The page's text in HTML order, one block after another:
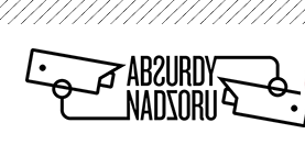
Przejdź
treści